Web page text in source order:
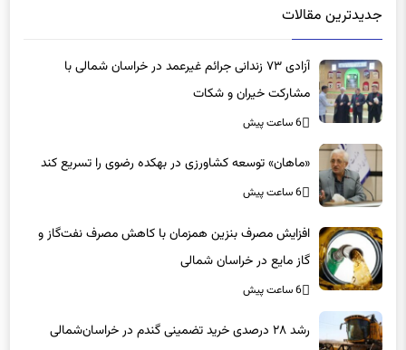
مشارکت خیران و شکات
6 ساعت پیش
6 ساعت پیش
گاز مایع در خراسان شمالی
6 ساعت پیش
6 ساعت پیش